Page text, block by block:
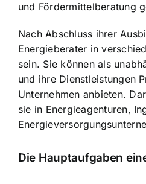
und Fördermittelberatung
Nach Abschluss ihrer
Energieberater in
sein. Sie können als
und ihre Dienstleistungen
Unternehmen anbieten.
sie in Energieagenturen,
Die Hauptaufgaben